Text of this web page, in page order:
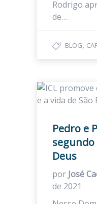
Rodrigo
de…
BLOG,
Pedro e
segundo
Deus
por José
de 2021